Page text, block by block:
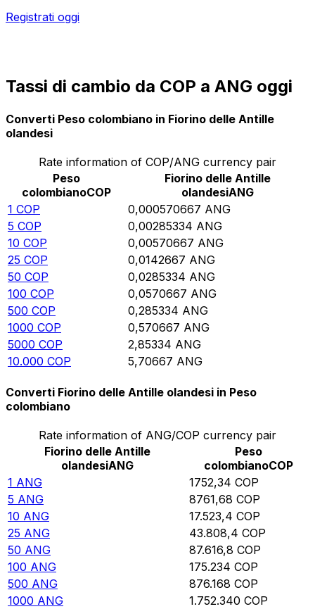
Registrati oggi
Tassi di cambio da COP a ANG oggi
Converti Peso colombiano in Fiorino delle Antille
olandesi
Rate information of COP/ANG currency pair
Peso
colombianoCOP
Fiorino delle Antille
olandesiANG
1 COP 0,000570667 ANG
5 COP 0,00285334 ANG
10 COP 0,00570667 ANG
25 COP 0,0142667 ANG
50 COP 0,0285334 ANG
100 COP 0,0570667 ANG
500 COP 0,285334 ANG
1000 COP 0,570667 ANG
5000 COP 2,85334 ANG
10.000 COP 5,70667 ANG
Converti Fiorino delle Antille olandesi in Peso
colombiano
Rate information of ANG/COP currency pair
Fiorino delle Antille
olandesiANG
Peso
colombianoCOP
1 ANG 1752,34 COP
5 ANG 8761,68 COP
10 ANG 17.523,4 COP
25 ANG 43.808,4 COP
50 ANG 87.616,8 COP
100 ANG 175.234 COP
500 ANG 876.168 COP
1000 ANG 1.752.340 COP